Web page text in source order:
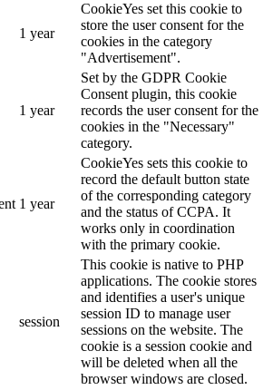
1 year
CookieYes set this cookie to
store the user consent for the
cookies in the category
"Advertisement".
1 year
Set by the GDPR Cookie
Consent plugin, this cookie
records the user consent for the
cookies in the "Necessary"
category.
1 year
CookieYes sets this cookie to
record the default button state
of the corresponding category
and the status of CCPA. It
works only in coordination
with the primary cookie.
session
This cookie is native to PHP
applications. The cookie stores
and identifies a user's unique
session ID to manage user
sessions on the website. The
cookie is a session cookie and
will be deleted when all the
browser windows are closed.